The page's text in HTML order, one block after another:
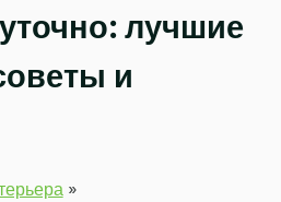
лучшие
и